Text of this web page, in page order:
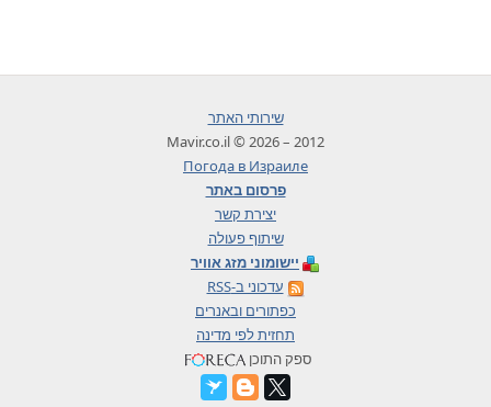
שירותי האתר
2012 – 2026 © Mavir.co.il
Погода в Израиле
פרסום באתר
יצירת קשר
שיתוף פעולה
יישומוני מזג אוויר
עדכוני ב-RSS
כפתורים ובאנרים
תחזית לפי מדינה
ספק התוכן